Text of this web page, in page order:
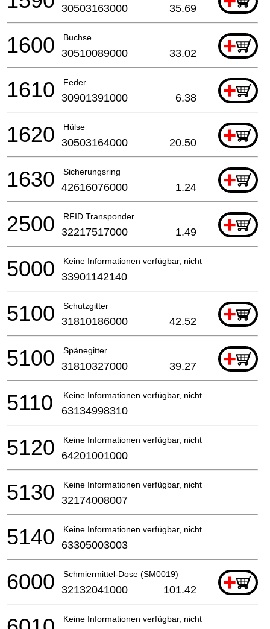
30503163000 35.69
Buchse +
1600 30510089000 33.02
Feder +
1610 30901391000 6.38
Hülse +
1620 30503164000 20.50
Sicherungsring +
1630 42616076000 1.24
RFID Transponder +
2500 32217517000 1.49
Keine Informationen verfügbar, nicht bestellbar
5000 33901142140
Schutzgitter +
5100 31810186000 42.52
Spänegitter +
5100 31810327000 39.27
Keine Informationen verfügbar, nicht bestellbar
5110 63134998310
Keine Informationen verfügbar, nicht bestellbar
5120 64201001000
Keine Informationen verfügbar, nicht bestellbar
5130 32174008007
Keine Informationen verfügbar, nicht bestellbar
5140 63305003003
Schmiermittel-Dose (SM0019) +
6000 32132041000 101.42
Keine Informationen verfügbar, nicht bestellbar